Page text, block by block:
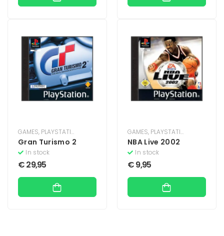
GAMES, PLAYSTATION
Gran Turismo 2
In stock
€29,95
GAMES, PLAYSTATION
NBA Live 2002
In stock
€9,95